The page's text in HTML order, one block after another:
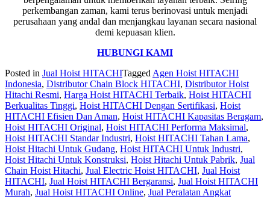
perkembangan zaman, kami terus berinovasi untuk menjadi
perusahaan yang andal dan menjangkau layanan secara nasional
demi kepuasan klien.
HUBUNGI KAMI
Posted in Jual Hoist HITACHITagged Agen Hoist HITACHI
Indonesia, Distributor Chain Block HITACHI, Distributor Hoist
Hitachi Resmi, Harga Hoist HITACHI Terbaik, Hoist HITACHI
Berkualitas Tinggi, Hoist HITACHI Dengan Sertifikasi, Hoist
HITACHI Efisien Dan Aman, Hoist HITACHI Kapasitas Beragam,
Hoist HITACHI Original, Hoist HITACHI Performa Maksimal,
Hoist HITACHI Standar Industri, Hoist HITACHI Tahan Lama,
Hoist Hitachi Untuk Gudang, Hoist HITACHI Untuk Industri,
Hoist Hitachi Untuk Konstruksi, Hoist Hitachi Untuk Pabrik, Jual
Chain Hoist Hitachi, Jual Electric Hoist HITACHI, Jual Hoist
HITACHI, Jual Hoist HITACHI Bergaransi, Jual Hoist HITACHI
Murah, Jual Hoist HITACHI Online, Jual Peralatan Angkat